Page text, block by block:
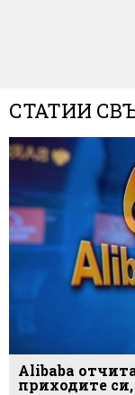
СТАТИИ
Alibaba
приходите